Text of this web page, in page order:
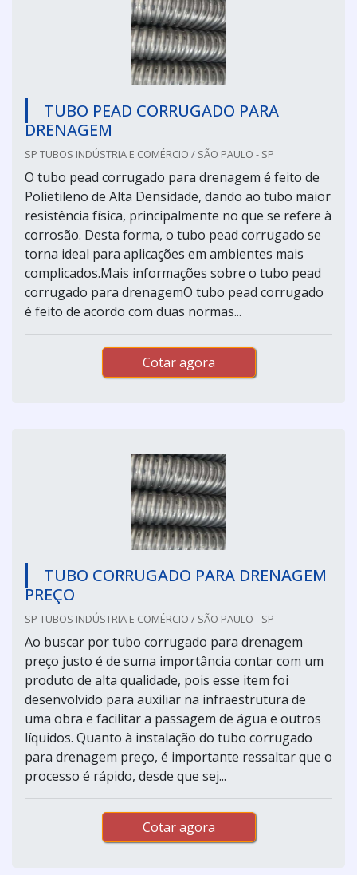
TUBO PEAD CORRUGADO PARA
DRENAGEM
SP TUBOS INDÚSTRIA E COMÉRCIO / SÃO PAULO - SP
O tubo pead corrugado para drenagem é feito de
Polietileno de Alta Densidade, dando ao tubo maior
resistência física, principalmente no que se refere à
corrosão. Desta forma, o tubo pead corrugado se
torna ideal para aplicações em ambientes mais
complicados.Mais informações sobre o tubo pead
corrugado para drenagemO tubo pead corrugado
é feito de acordo com duas normas...
Cotar agora
TUBO CORRUGADO PARA DRENAGEM
PREÇO
SP TUBOS INDÚSTRIA E COMÉRCIO / SÃO PAULO - SP
Ao buscar por tubo corrugado para drenagem
preço justo é de suma importância contar com um
produto de alta qualidade, pois esse item foi
desenvolvido para auxiliar na infraestrutura de
uma obra e facilitar a passagem de água e outros
líquidos. Quanto à instalação do tubo corrugado
para drenagem preço, é importante ressaltar que o
processo é rápido, desde que sej...
Cotar agora